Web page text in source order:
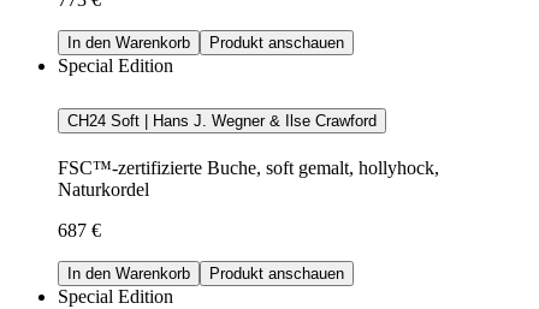
In den Warenkorb Produkt anschauen
Special Edition
CH24 Soft | Hans J. Wegner & Ilse Crawford
FSC™-zertifizierte Buche, soft gemalt, hollyhock,
Naturkordel
687 €
In den Warenkorb Produkt anschauen
Special Edition